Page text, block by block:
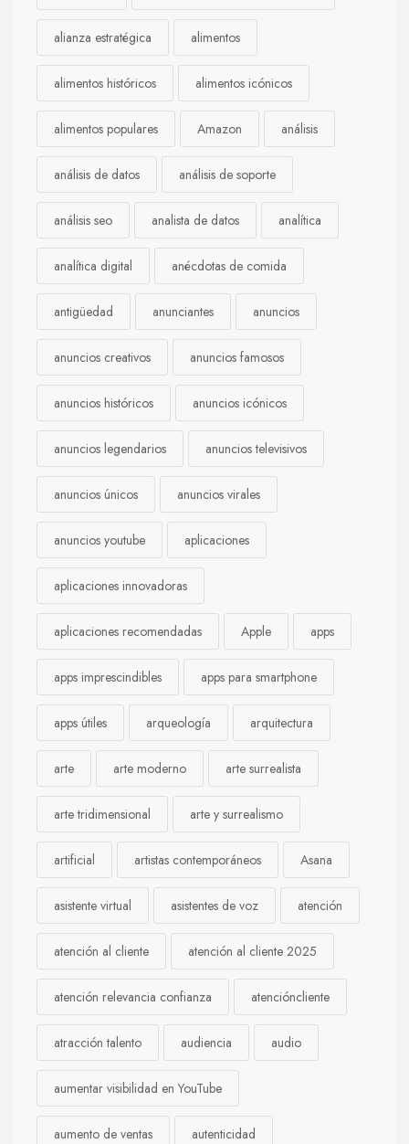
alianza estratégica alimentos
alimentos históricos alimentos icónicos
alimentos populares Amazon análisis
análisis de datos análisis de soporte
análisis seo analista de datos analítica
analítica digital anécdotas de comida
antigüedad anunciantes anuncios
anuncios creativos anuncios famosos
anuncios históricos anuncios icónicos
anuncios legendarios anuncios televisivos
anuncios únicos anuncios virales
anuncios youtube aplicaciones
aplicaciones innovadoras
aplicaciones recomendadas Apple apps
apps imprescindibles apps para smartphone
apps útiles arqueología arquitectura
arte arte moderno arte surrealista
arte tridimensional arte y surrealismo
artificial artistas contemporáneos Asana
asistente virtual asistentes de voz atención
atención al cliente atención al cliente 2025
atención relevancia confianza atencióncliente
atracción talento audiencia audio
aumentar visibilidad en YouTube
aumento de ventas autenticidad